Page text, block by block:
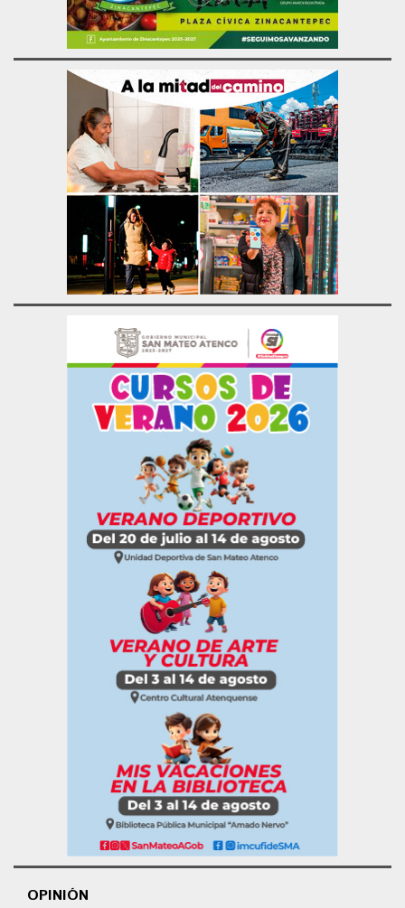
OPINIÓN